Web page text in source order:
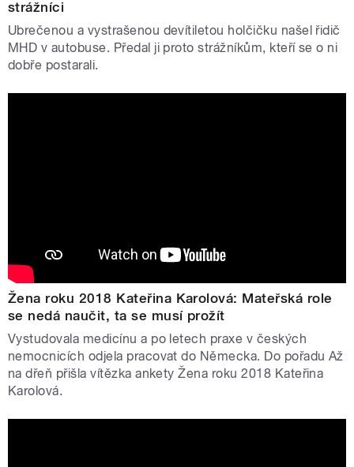
strážníci
Ubrečenou a vystrašenou devítiletou holčičku našel řidič
MHD v autobuse. Předal ji proto strážníkům, kteří se o ni
dobře postarali.
Žena roku 2018 Kateřina Karolová: Mateřská role
se nedá naučit, ta se musí prožít
Vystudovala medicínu a po letech praxe v českých
nemocnicích odjela pracovat do Německa. Do pořadu Až
na dřeň přišla vítězka ankety Žena roku 2018 Kateřina
Karolová.